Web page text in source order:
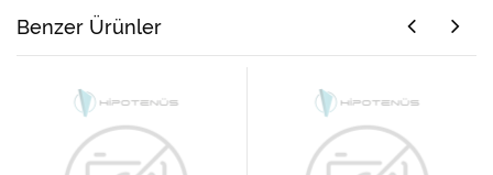
Benzer Ürünler